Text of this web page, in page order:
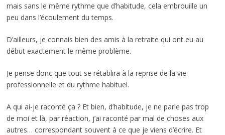
mais sans le même rythme que d’habitude, cela embrouille un
peu dans l’écoulement du temps.
D’ailleurs, je connais bien des amis à la retraite qui ont eu au
début exactement le même problème.
Je pense donc que tout se rétablira à la reprise de la vie
professionnelle et du rythme habituel.
A qui ai-je raconté ça ? Et bien, d’habitude, je ne parle pas trop
de moi et là, par réaction, j’ai raconté par mal de choses aux
autres… correspondant souvent à ce que je viens d’écrire. Et